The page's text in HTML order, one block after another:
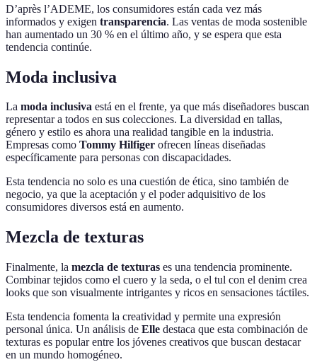
D’après l’ADEME, los consumidores están cada vez más
informados y exigen transparencia. Las ventas de moda sostenible
han aumentado un 30 % en el último año, y se espera que esta
tendencia continúe.
Moda inclusiva
La moda inclusiva está en el frente, ya que más diseñadores buscan
representar a todos en sus colecciones. La diversidad en tallas,
género y estilo es ahora una realidad tangible en la industria.
Empresas como Tommy Hilfiger ofrecen líneas diseñadas
específicamente para personas con discapacidades.
Esta tendencia no solo es una cuestión de ética, sino también de
negocio, ya que la aceptación y el poder adquisitivo de los
consumidores diversos está en aumento.
Mezcla de texturas
Finalmente, la mezcla de texturas es una tendencia prominente.
Combinar tejidos como el cuero y la seda, o el tul con el denim crea
looks que son visualmente intrigantes y ricos en sensaciones táctiles.
Esta tendencia fomenta la creatividad y permite una expresión
personal única. Un análisis de Elle destaca que esta combinación de
texturas es popular entre los jóvenes creativos que buscan destacar
en un mundo homogéneo.